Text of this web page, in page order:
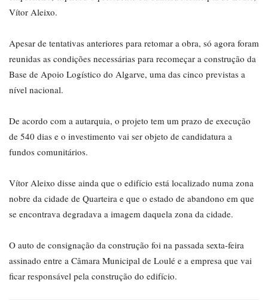
Vítor Aleixo.
Apesar de tentativas anteriores para retomar a obra, só agora foram
reunidas as condições necessárias para recomeçar a construção da
Base de Apoio Logístico do Algarve, uma das cinco previstas a
nível nacional.
De acordo com a autarquia, o projeto tem um prazo de execução
de 540 dias e o investimento vai ser objeto de candidatura a
fundos comunitários.
Vítor Aleixo disse ainda que o edifício está localizado numa zona
nobre da cidade de Quarteira e que o estado de abandono em que
se encontrava degradava a imagem daquela zona da cidade.
O auto de consignação da construção foi na passada sexta-feira
assinado entre a Câmara Municipal de Loulé e a empresa que vai
ficar responsável pela construção do edifício.